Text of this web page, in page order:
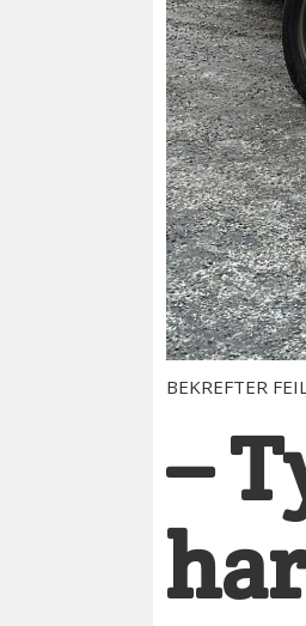
BEKREFTER
–